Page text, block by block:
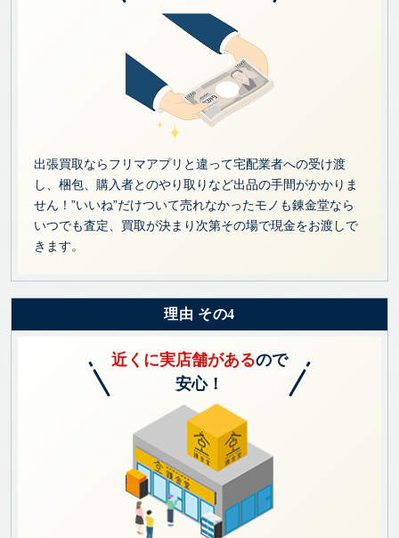
出張買取ならフリマアプリと違って宅配業者への受け渡
し、梱包、購入者とのやり取りなど出品の手間がかかりま
せん！”いいね”だけついて売れなかったモノも錬金堂なら
いつでも査定、買取が決まり次第その場で現金をお渡しで
きます。
理由 その4
近くに実店舗があるので
安心！